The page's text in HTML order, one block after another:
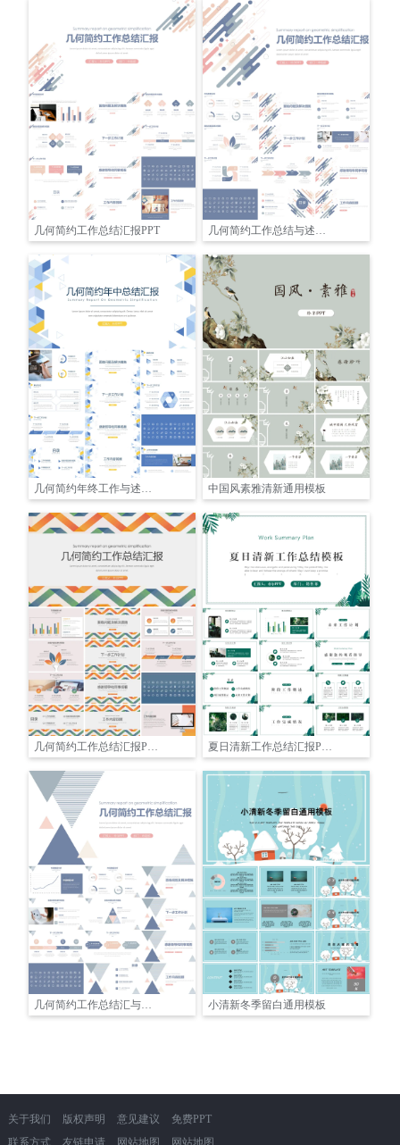
几何简约工作总结汇报PPT 几何简约工作总结与述职报告模板
几何简约年终工作与述职报告汇报 中国风素雅清新通用模板
几何简约工作总结汇报PPT模板 夏日清新工作总结汇报PPT模板
几何简约工作总结汇与述职报告报PPT模板 小清新冬季留白通用模板
关于我们
联系方式
版权声明
友链申请
意见建议
网站地图
免费PPT
网站地图